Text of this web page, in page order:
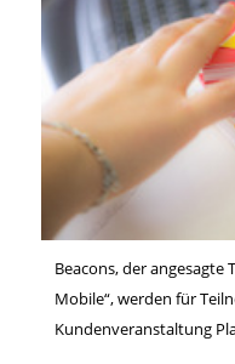
Beacons, der angesagte
Mobile“, werden für
Kundenveranstaltung